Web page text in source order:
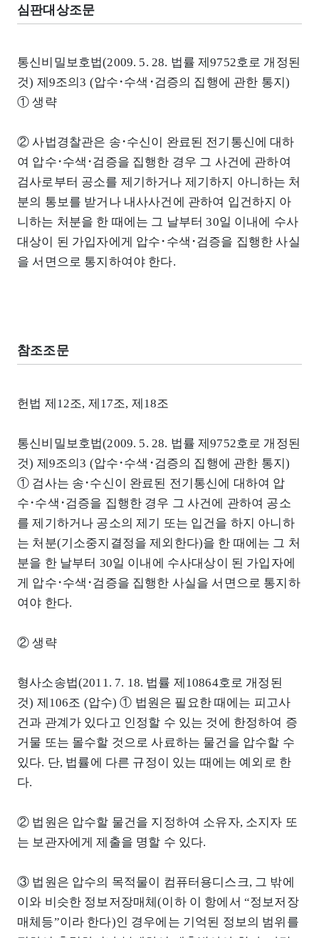
심판대상조문
통신비밀보호법(2009. 5. 28. 법률 제9752호로 개정된
것) 제9조의3 (압수･수색･검증의 집행에 관한 통지)
① 생략
② 사법경찰관은 송･수신이 완료된 전기통신에 대하
여 압수･수색･검증을 집행한 경우 그 사건에 관하여
검사로부터 공소를 제기하거나 제기하지 아니하는 처
분의 통보를 받거나 내사사건에 관하여 입건하지 아
니하는 처분을 한 때에는 그 날부터 30일 이내에 수사
대상이 된 가입자에게 압수･수색･검증을 집행한 사실
을 서면으로 통지하여야 한다.
참조조문
헌법 제12조, 제17조, 제18조
통신비밀보호법(2009. 5. 28. 법률 제9752호로 개정된
것) 제9조의3 (압수･수색･검증의 집행에 관한 통지)
① 검사는 송･수신이 완료된 전기통신에 대하여 압
수･수색･검증을 집행한 경우 그 사건에 관하여 공소
를 제기하거나 공소의 제기 또는 입건을 하지 아니하
는 처분(기소중지결정을 제외한다)을 한 때에는 그 처
분을 한 날부터 30일 이내에 수사대상이 된 가입자에
게 압수･수색･검증을 집행한 사실을 서면으로 통지하
여야 한다.
② 생략
형사소송법(2011. 7. 18. 법률 제10864호로 개정된
것) 제106조 (압수) ① 법원은 필요한 때에는 피고사
건과 관계가 있다고 인정할 수 있는 것에 한정하여 증
거물 또는 몰수할 것으로 사료하는 물건을 압수할 수
있다. 단, 법률에 다른 규정이 있는 때에는 예외로 한
다.
② 법원은 압수할 물건을 지정하여 소유자, 소지자 또
는 보관자에게 제출을 명할 수 있다.
③ 법원은 압수의 목적물이 컴퓨터용디스크, 그 밖에
이와 비슷한 정보저장매체(이하 이 항에서 “정보저장
매체등”이라 한다)인 경우에는 기억된 정보의 범위를